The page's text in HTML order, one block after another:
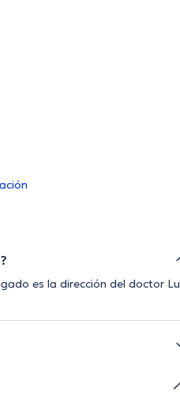
es la dirección del doctor